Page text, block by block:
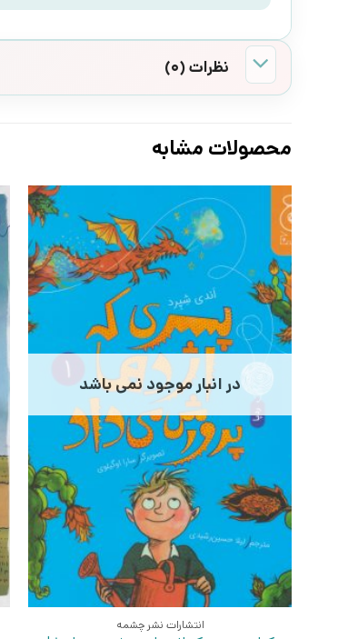
نظرات (0)
محصولات مشابه
در انبار موجود نمی باشد
انتشارات نشر چشمه